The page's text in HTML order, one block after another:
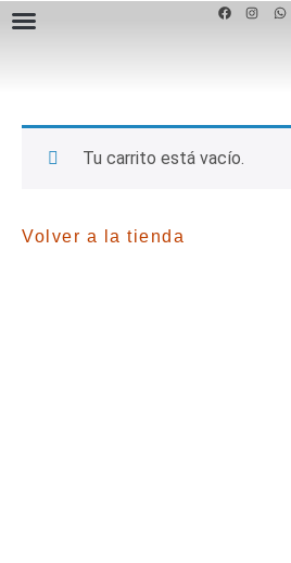
Tu carrito está vacío.
Volver a la tienda